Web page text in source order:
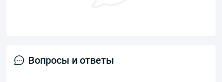
Вопросы и ответы